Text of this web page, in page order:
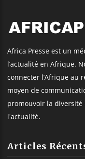
Africa Presse est un
l’actualité en Afrique.
connecter l’Afrique au
moyen de
promouvoir la
l'actualité.
Articles